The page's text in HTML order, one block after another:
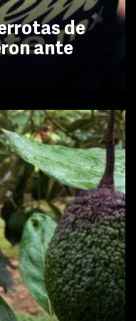
de
ante